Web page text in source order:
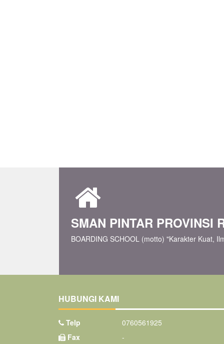
SMAN PINTAR PROVINSI
BOARDING SCHOOL (motto) "Karakter Kuat,
HUBUNGI KAMI
Telp
0760561925
Fax
-